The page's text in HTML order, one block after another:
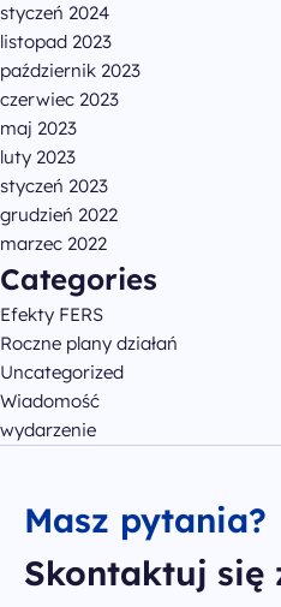
styczeń 2024
listopad 2023
październik 2023
czerwiec 2023
maj 2023
luty 2023
styczeń 2023
grudzień 2022
marzec 2022
Categories
Efekty FERS
Roczne plany działań
Uncategorized
Wiadomość
wydarzenie
Masz pytania?
Skontaktuj się